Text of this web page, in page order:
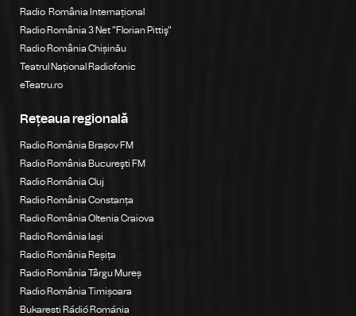
Radio România Internațional
Radio România 3 Net "Florian Pittiş"
Radio România Chișinău
Teatrul Național Radiofonic
eTeatru.ro
Rețeaua regională
Radio România Brașov FM
Radio România Bucureşti FM
Radio România Cluj
Radio România Constanța
Radio România Oltenia Craiova
Radio România Iași
Radio România Reșița
Radio România Târgu Mureș
Radio România Timișoara
Bukaresti Rádió Románia